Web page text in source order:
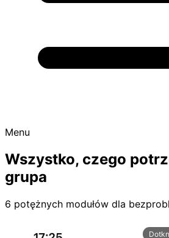
Menu
Wszystko, czego
grupa
6 potężnych modułów dla